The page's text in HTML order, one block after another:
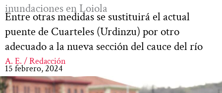
inundaciones en Loiola
Entre otras medidas se sustituirá el actual
puente de Cuarteles (Urdinzu) por otro
adecuado a la nueva sección del cauce del río
A. E. / Redacción
15 febrero, 2024